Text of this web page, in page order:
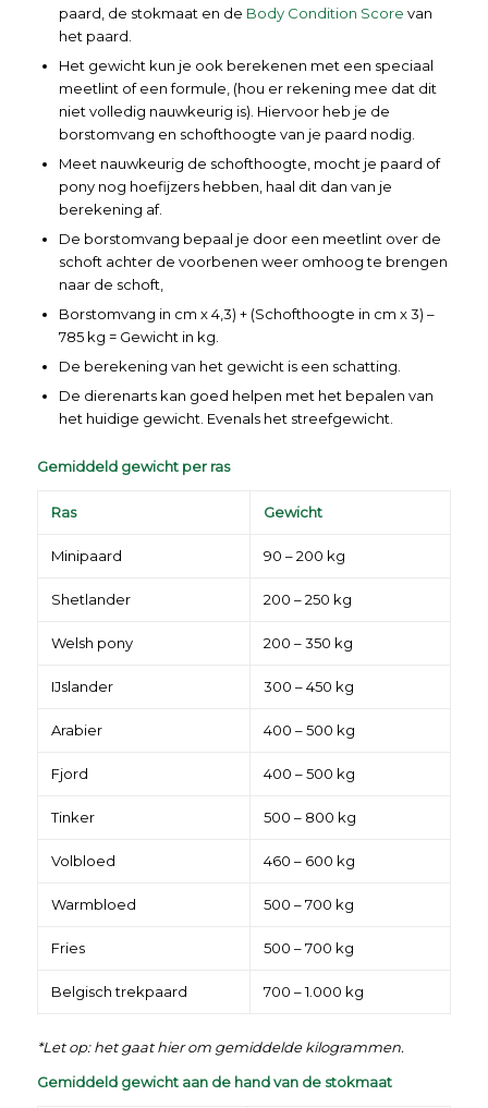
paard, de stokmaat en de Body Condition Score van
het paard.
Het gewicht kun je ook berekenen met een speciaal
meetlint of een formule, (hou er rekening mee dat dit
niet volledig nauwkeurig is). Hiervoor heb je de
borstomvang en schofthoogte van je paard nodig.
Meet nauwkeurig de schofthoogte, mocht je paard of
pony nog hoefijzers hebben, haal dit dan van je
berekening af.
De borstomvang bepaal je door een meetlint over de
schoft achter de voorbenen weer omhoog te brengen
naar de schoft,
Borstomvang in cm x 4,3) + (Schofthoogte in cm x 3) –
785 kg = Gewicht in kg.
De berekening van het gewicht is een schatting.
De dierenarts kan goed helpen met het bepalen van
het huidige gewicht. Evenals het streefgewicht.
Gemiddeld gewicht per ras
Ras Gewicht
Minipaard 90 – 200 kg
Shetlander 200 – 250 kg
Welsh pony 200 – 350 kg
IJslander 300 – 450 kg
Arabier 400 – 500 kg
Fjord 400 – 500 kg
Tinker 500 – 800 kg
Volbloed 460 – 600 kg
Warmbloed 500 – 700 kg
Fries 500 – 700 kg
Belgisch trekpaard 700 – 1.000 kg
*Let op: het gaat hier om gemiddelde kilogrammen.
Gemiddeld gewicht aan de hand van de stokmaat